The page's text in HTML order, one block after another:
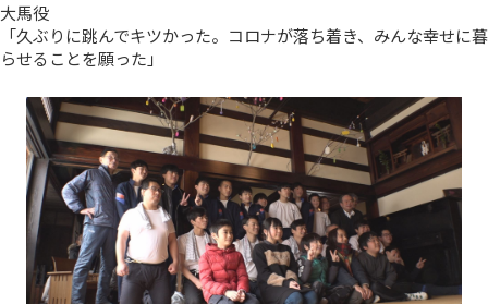
大馬役
「久ぶりに跳んでキツかった。コロナが落ち着き、みんな幸せに暮
らせることを願った」